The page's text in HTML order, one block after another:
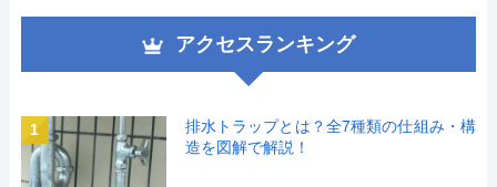
アクセスランキング
1
排水トラップとは？全7種類の仕組み・構
造を図解で解説！